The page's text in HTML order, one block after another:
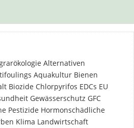
Alternativen
Aquakultur Bienen
Biozide Chlorpyrifos EDCs EU
Gewässerschutz GFC
Pestizide Hormonschädliche
Klima Landwirtschaft